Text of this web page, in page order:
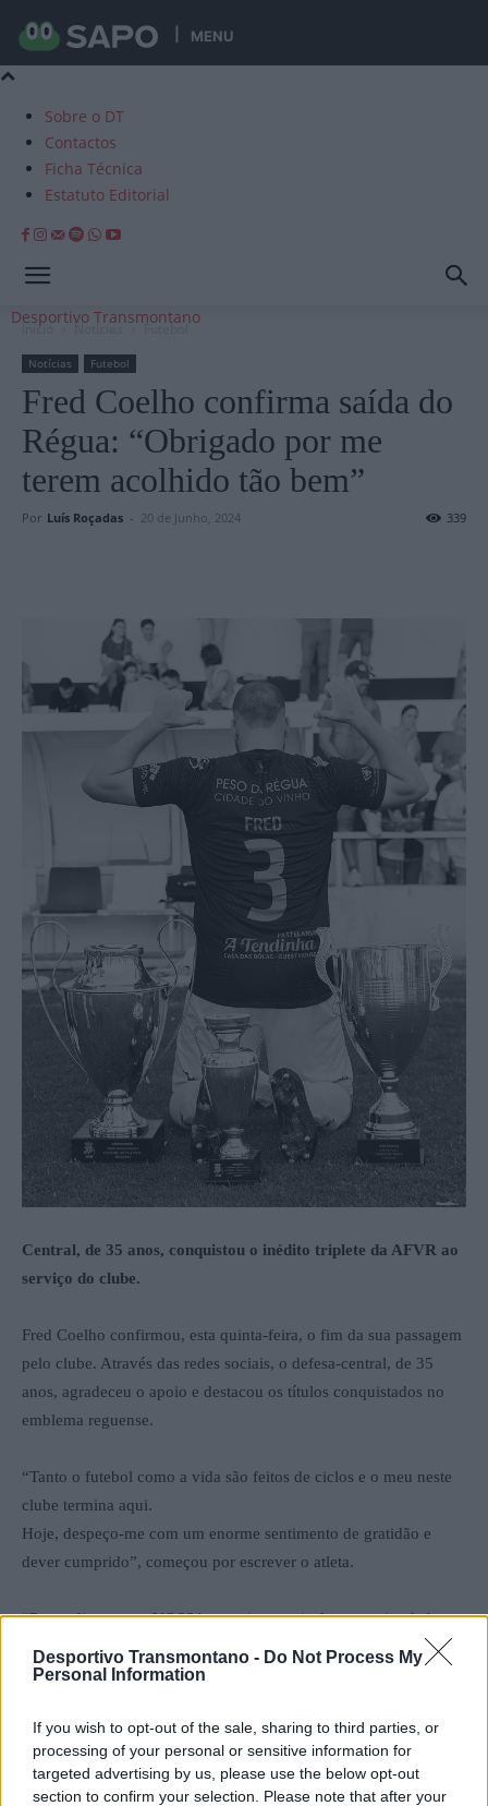
Desportivo Transmontano - Do Not Process My
Personal Information
If you wish to opt-out of the sale, sharing to third parties, or
processing of your personal or sensitive information for
targeted advertising by us, please use the below opt-out
section to confirm your selection. Please note that after your
MENU
Sobre o DT
Contactos
Ficha Técnica
Estatuto Editorial
Desportivo Transmontano
Início Notícias Futebol
Notícias Futebol
Fred Coelho confirma saída do
Régua: “Obrigado por me
terem acolhido tão bem”
Por Luís Roçadas - 20 de Junho, 2024 339
Central, de 35 anos, conquistou o inédito triplete da AFVR ao
serviço do clube.
Fred Coelho confirmou, esta quinta-feira, o fim da sua passagem
pelo clube. Através das redes sociais, o defesa-central, de 35
anos, agradeceu o apoio e destacou os títulos conquistados no
emblema reguense.
“Tanto o futebol como a vida são feitos de ciclos e o meu neste
clube termina aqui.
Hoje, despeço-me com um enorme sentimento de gratidão e
dever cumprido”, começou por escrever o atleta.
“Posso dizer que a VOSSA energia e apoio foram muito da base
de cada vitória (e a qualidade dos jogadores também claro, assim
como da equipa técnica e direção. Vou levar cada um de vocês
carinho. Obrigado por me terem acolhido tão bem e pelo apoio
ao longo desta época. TODOS juntos, conquistámos três títulos
inesquecíveis e históricos, movidos pela raça, querer e crer que